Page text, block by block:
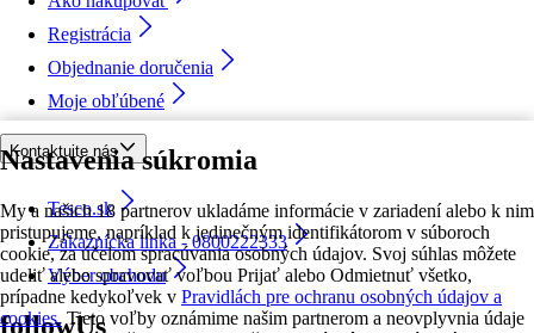
Nastavenia súkromia
My a našich 18 partnerov ukladáme informácie v zariadení alebo k nim
pristupujeme, napríklad k jedinečným identifikátorom v súboroch
cookie, za účelom spracúvania osobných údajov. Svoj súhlas môžete
udeliť alebo spravovať voľbou Prijať alebo Odmietnuť všetko,
prípadne kedykoľvek v Pravidlách pre ochranu osobných údajov a
cookies. Tieto voľby oznámime našim partnerom a neovplyvnia údaje
Registrácia
Objednanie doručenia
Moje obľúbené
Kontaktujte nás
Tesco.sk
Zákaznícka linka - 0800222333
Výber obchodu
followUs